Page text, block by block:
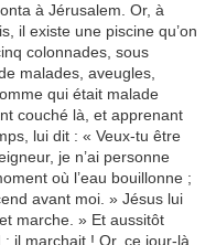
à Jérusalem. Or, à
il existe une piscine qu’on
colonnades, sous
malades, aveugles,
qui était malade
couché là, et apprenant
lui dit : « Veux-tu être
je n’ai personne
où l’eau bouillonne ;
avant moi. » Jésus lui
marche. » Et aussitôt
il marchait ! Or, ce jour-là